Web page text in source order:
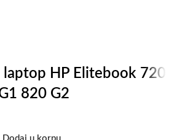
laptop HP Elitebook 720
820 G2